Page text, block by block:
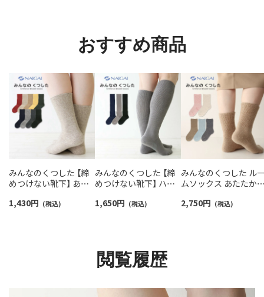
おすすめ商品
みんなのくつした 【締
めつけない靴下】 あた
わりガーゼ レディース
1,430円 (税込)
みんなのくつした 【締
めつけない靴下】 ハイ
わりガーゼ オーガニッ
1,650円 (税込)
みんなのくつした ル
ムソックス あたたか
【締めつけない靴下】
2,750円 (税込)
閲覧履歴